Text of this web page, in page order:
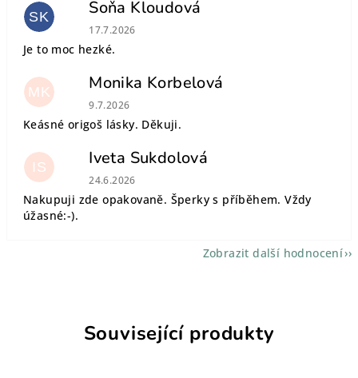
SK Soňa Kloudová
Hodnocení obchodu je 5 z 5 hvězdiček.
17.7.2026
Je to moc hezké.
MK Monika Korbelová
Hodnocení obchodu je 5 z 5 hvězdiček.
9.7.2026
Keásné origoš lásky. Děkuji.
IS Iveta Sukdolová
Hodnocení obchodu je 5 z 5 hvězdiček.
24.6.2026
Nakupuji zde opakovaně. Šperky s příběhem. Vždy
úžasné:-).
Zobrazit další hodnocení
Související produkty